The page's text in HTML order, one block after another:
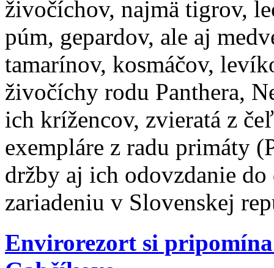
živočíchov, najmä tigrov,
púm, gepardov, ale aj
tamarínov, kosmáčov,
živočíchy rodu Panthera,
ich krížencov, zvieratá z
exempláre z radu primáty
držby aj ich odovzdanie
zariadeniu v Slovenskej
Envirorezort si